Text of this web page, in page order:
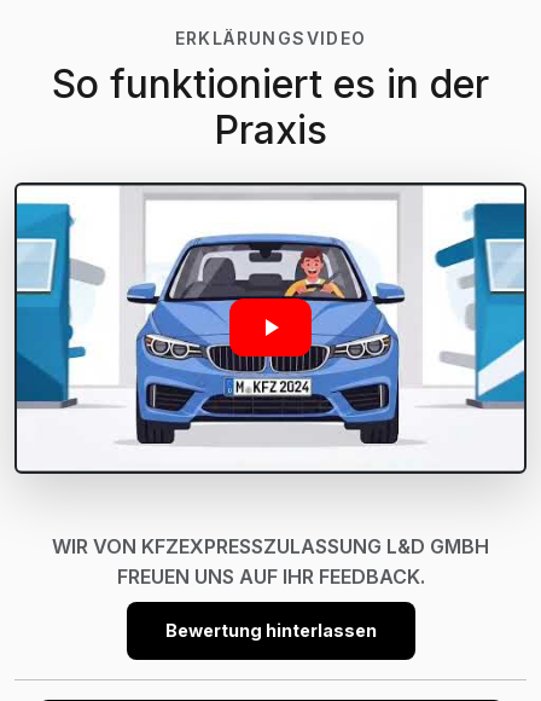
ERKLÄRUNGSVIDEO
So funktioniert es in der
Praxis
WIR VON KFZEXPRESSZULASSUNG L&D GMBH
FREUEN UNS AUF IHR FEEDBACK.
Bewertung hinterlassen